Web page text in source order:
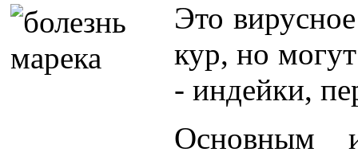
Это
кур, но
- индейки,
Основным